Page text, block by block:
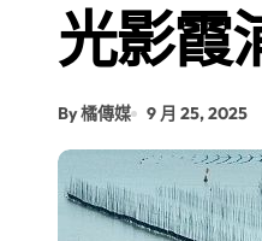
四川
光影霞
By 橘傳媒 9 月 25, 2025